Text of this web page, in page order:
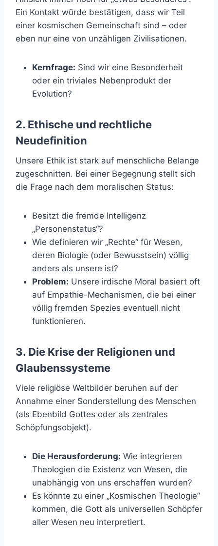
Ein Kontakt würde bestätigen, dass wir Teil
einer kosmischen Gemeinschaft sind – oder
eben nur eine von unzähligen Zivilisationen.
Kernfrage: Sind wir eine Besonderheit
oder ein triviales Nebenprodukt der
Evolution?
2. Ethische und rechtliche
Neudefinition
Unsere Ethik ist stark auf menschliche Belange
zugeschnitten. Bei einer Begegnung stellt sich
die Frage nach dem moralischen Status:
Besitzt die fremde Intelligenz
„Personenstatus“?
Wie definieren wir „Rechte“ für Wesen,
deren Biologie (oder Bewusstsein) völlig
anders als unsere ist?
Problem: Unsere irdische Moral basiert oft
auf Empathie-Mechanismen, die bei einer
völlig fremden Spezies eventuell nicht
funktionieren.
3. Die Krise der Religionen und
Glaubenssysteme
Viele religiöse Weltbilder beruhen auf der
Annahme einer Sonderstellung des Menschen
(als Ebenbild Gottes oder als zentrales
Schöpfungsobjekt).
Die Herausforderung: Wie integrieren
Theologien die Existenz von Wesen, die
unabhängig von uns erschaffen wurden?
Es könnte zu einer „Kosmischen Theologie“
kommen, die Gott als universellen Schöpfer
aller Wesen neu interpretiert.